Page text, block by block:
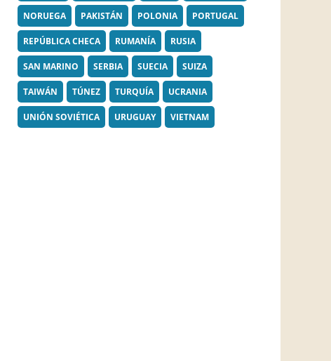
NORUEGA PAKISTÁN POLONIA PORTUGAL
REPÚBLICA CHECA RUMANÍA RUSIA
SAN MARINO SERBIA SUECIA SUIZA
TAIWÁN TÚNEZ TURQUÍA UCRANIA
UNIÓN SOVIÉTICA URUGUAY VIETNAM